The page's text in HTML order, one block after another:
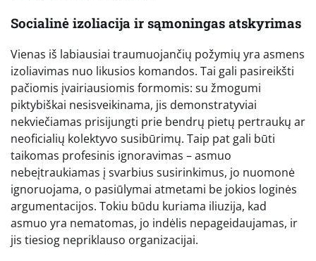
Socialinė izoliacija ir sąmoningas atskyrimas
Vienas iš labiausiai traumuojančių požymių yra asmens
izoliavimas nuo likusios komandos. Tai gali pasireikšti
pačiomis įvairiausiomis formomis: su žmogumi
piktybiškai nesisveikinama, jis demonstratyviai
nekviečiamas prisijungti prie bendrų pietų pertraukų ar
neoficialių kolektyvo susibūrimų. Taip pat gali būti
taikomas profesinis ignoravimas – asmuo
nebeįtraukiamas į svarbius susirinkimus, jo nuomonė
ignoruojama, o pasiūlymai atmetami be jokios loginės
argumentacijos. Tokiu būdu kuriama iliuzija, kad
asmuo yra nematomas, jo indėlis nepageidaujamas, ir
jis tiesiog nepriklauso organizacijai.